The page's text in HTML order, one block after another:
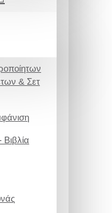
& Σετ
Βιβλία